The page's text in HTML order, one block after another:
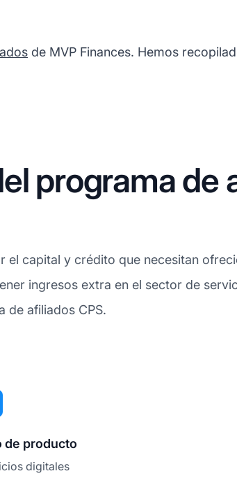
de MVP Finances. Hemos
programa de
el capital y crédito que necesitan
ingresos extra en el sector de
de afiliados CPS.
de producto
digitales